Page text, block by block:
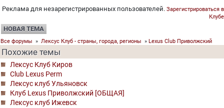
Реклама для незарегистрированных пользователей. Зарегистрироваться в
Клубе
НОВАЯ ТЕМА
Все форумы » Лексус Клуб - страны, города, регионы » Lexus Club Приволжский
Похожие темы
Лексус Клуб Киров
Club Lexus Perm
Лексус клуб Ульяновск
Клуб Lexus Приволжский [ОБЩАЯ]
Лексус клуб Ижевск